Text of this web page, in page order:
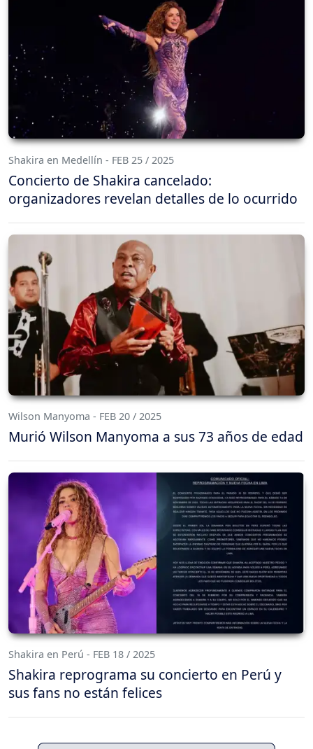
Shakira en Medellín - FEB 25 / 2025
Concierto de Shakira cancelado:
organizadores revelan detalles de lo ocurrido
Wilson Manyoma - FEB 20 / 2025
Murió Wilson Manyoma a sus 73 años de edad
Shakira en Perú - FEB 18 / 2025
Shakira reprograma su concierto en Perú y
sus fans no están felices